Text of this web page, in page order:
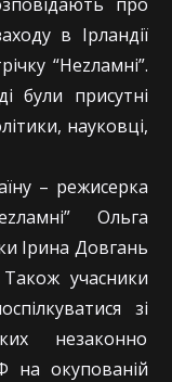
в Ірландії
“Неzламні”.
були присутні
науковці,
– режисерка
Ольга
Ірина Довгань
учасники
зі
незаконно
на окупованій